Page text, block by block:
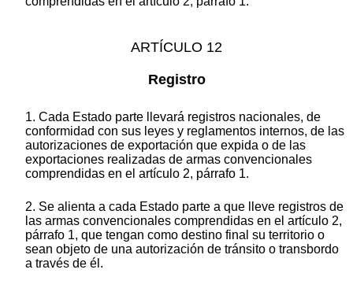
ARTÍCULO 12
Registro
1. Cada Estado parte llevará registros nacionales, de
conformidad con sus leyes y reglamentos internos, de las
autorizaciones de exportación que expida o de las
exportaciones realizadas de armas convencionales
comprendidas en el artículo 2, párrafo 1.
2. Se alienta a cada Estado parte a que lleve registros de
las armas convencionales comprendidas en el artículo 2,
párrafo 1, que tengan como destino final su territorio o
sean objeto de una autorización de tránsito o transbordo
a través de él.